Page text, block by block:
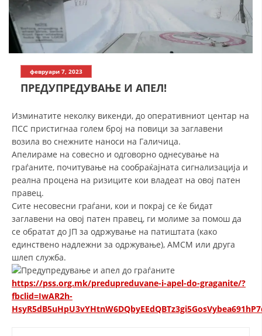
ИСТОРИЈАТ НА ЦКРМ
ИСТОРИЈАТ НА ДВИЖЕЊЕТО
СТРУКТУРА НА ОРГАНИЗАЦИЈАТА
ЧЛЕНСТВО ВО ПРОФЕСИОНАЛНИ ТЕЛА
ЗАКОН ЗА ЦКРМ
РАКОВОДЕН ОДБОР
СОБРАНИЕ
февруари 7, 2023
ПРЕДУПРЕДУВАЊЕ И АПЕЛ!
Изминатите неколку викенди, до оперативниот центар на
ПСС пристигнаа голем број на повици за заглавени
возила во снежните наноси на Галичица.
Апелираме на совесно и одговорно однесување на
граѓаните, почитување на сообраќајната сигнализација и
реална процена на ризиците кои владеат на овој патен
правец.
Сите несовесни граѓани, кои и покрај се ќе бидат
заглавени на овој патен правец, ги молиме за помош да
се обратат до ЈП за одржување на патиштата (како
единствено надлежни за одржување), АМСМ или друга
шлеп служба.
https://pss.org.mk/predupreduvane-i-apel-do-graganite/?
fbclid=IwAR2h-